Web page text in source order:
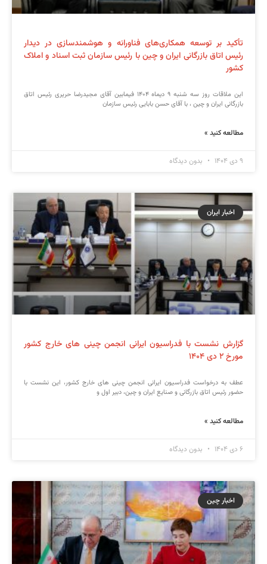
تأکید بر توسعه همکاری‌های فناورانه و هوشمندسازی در دیدار
رئیس اتاق بازرگانی ایران و چین با رئیس سازمان ثبت اسناد و املاک
کشور
این ملاقات روز سه شنبه ۹ دیماه ۱۴۰۴ فیمابین آقای مجیدرضا حریری رئیس اتاق
بازرگانی ایران و چین ، با آقای حسن بابایی رئیس سازمان
مطالعه کنید »
۹ دی ۱۴۰۴ بدون دیدگاه
اخبار ایران
گزارش نشست با فدراسیون ایرانی انجمن چینی های خارج کشور
مورخ ۲ دی ۱۴۰۴
عطف به درخواست فدراسیون ایرانی انجمن چینی های خارج کشور، این نشست با
حضور رئیس اتاق بازرگانی و صنایع ایران و چین، دبیر اول و
مطالعه کنید »
۶ دی ۱۴۰۴ بدون دیدگاه
اخبار چین